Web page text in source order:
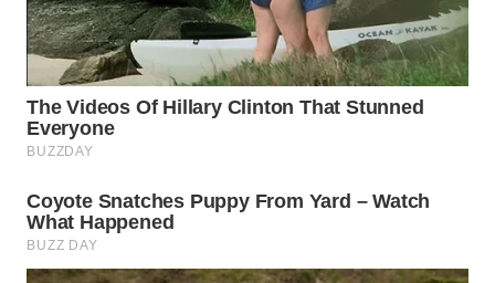
WN
BINTAN
WN
MANDALIKA
LIKUPANG
WN